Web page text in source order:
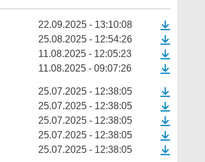
22.09.2025 - 13:10:08
25.08.2025 - 12:54:26
11.08.2025 - 12:05:23
11.08.2025 - 09:07:26
25.07.2025 - 12:38:05
25.07.2025 - 12:38:05
25.07.2025 - 12:38:05
25.07.2025 - 12:38:05
25.07.2025 - 12:38:05